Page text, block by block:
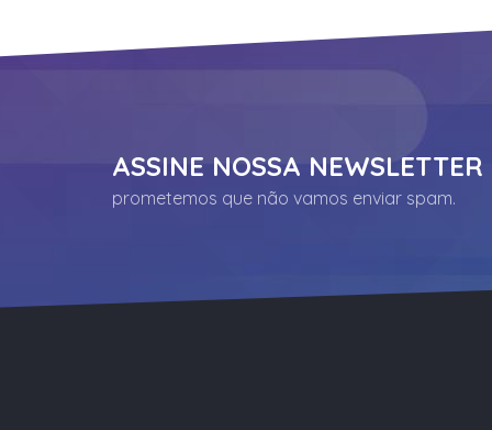
ASSINE NOSSA NEWSLETTER
prometemos que não vamos enviar spam.